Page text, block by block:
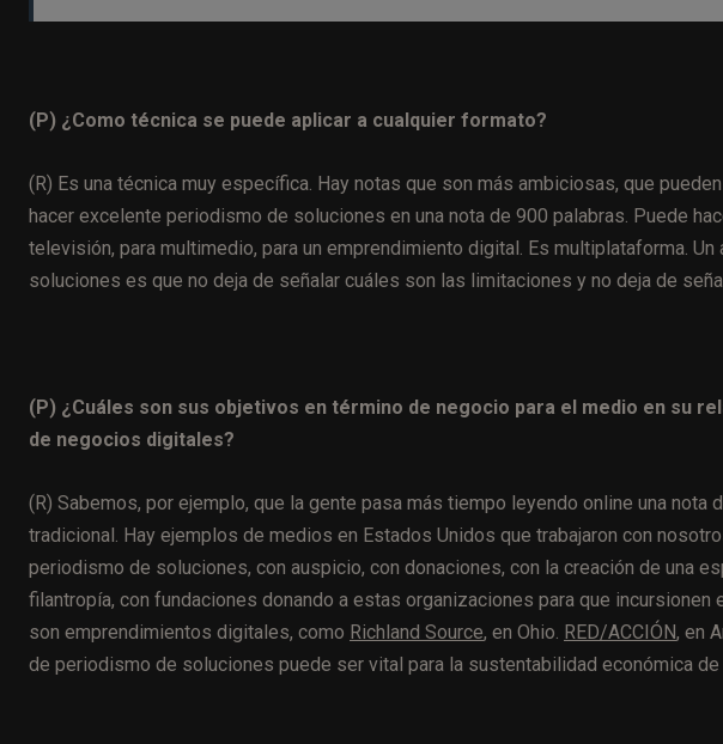
(P) ¿Como técnica se puede aplicar a cualquier formato?
(R) Es una técnica muy específica. Hay notas que son más ambiciosas, que
hacer excelente periodismo de soluciones en una nota de 900 palabras. Puede
televisión, para multimedio, para un emprendimiento digital. Es multiplataforma.
soluciones es que no deja de señalar cuáles son las limitaciones y no deja de
(P) ¿Cuáles son sus objetivos en término de negocio para el medio en su
de negocios digitales?
(R) Sabemos, por ejemplo, que la gente pasa más tiempo leyendo online una
tradicional. Hay ejemplos de medios en Estados Unidos que trabajaron con
periodismo de soluciones, con auspicio, con donaciones, con la creación de una
filantropía, con fundaciones donando a estas organizaciones para que
son emprendimientos digitales, como Richland Source, en Ohio. RED/ACCIÓN, en
de periodismo de soluciones puede ser vital para la sustentabilidad económica